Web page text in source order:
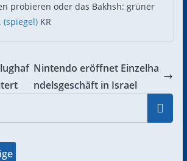
probieren oder das Bakhsh: grüner
(spiegel) KR
Nintendo eröffnet Einzelha
ndelsgeschäft in Israel